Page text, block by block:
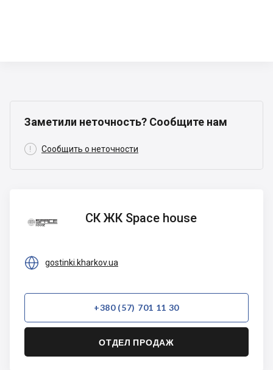
Заметили неточность? Сообщите нам
 Сообщить о неточности
Space
СК ЖК Space house
 gostinki.kharkov.ua
+380 (57) 701 11 30
ОТДЕЛ ПРОДАЖ